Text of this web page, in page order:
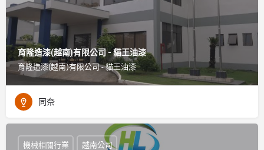
育隆造漆(越南)有限公司 - 貓王油漆
育隆造漆(越南)有限公司 - 貓王油漆
同奈
機械相關行業 越南公司